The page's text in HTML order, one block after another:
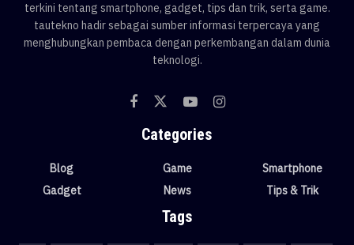
terkini tentang smartphone, gadget, tips dan trik, serta game.
tautekno hadir sebagai sumber informasi terpercaya yang
menghubungkan pembaca dengan perkembangan dalam dunia
teknologi.
Categories
Blog
Gadget
Game
News
Smartphone
Tips & Trik
Tags